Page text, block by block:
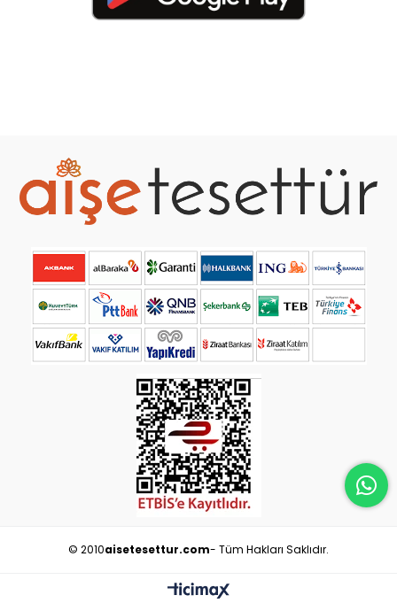
© 2010aisetesettur.com- Tüm Hakları Saklıdır.